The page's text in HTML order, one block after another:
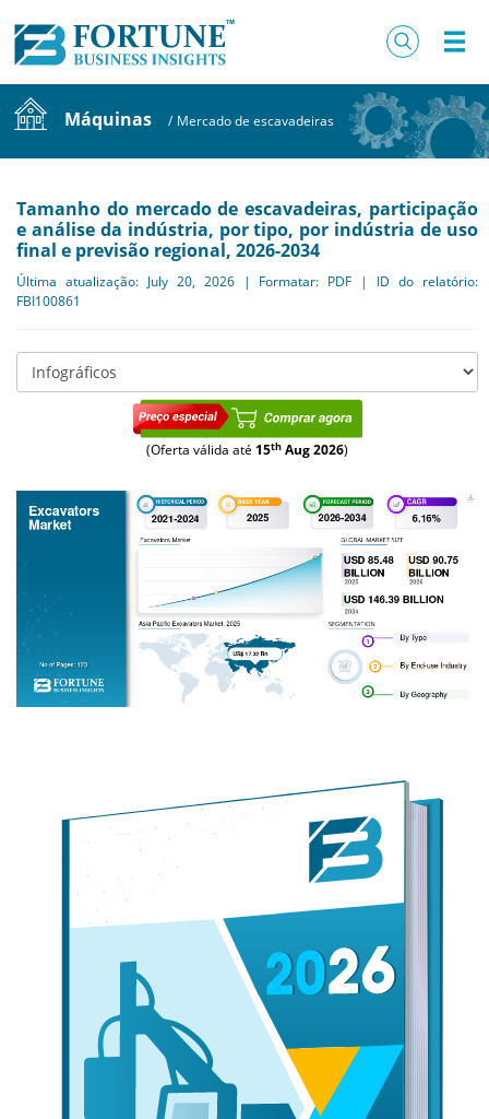
Máquinas / Mercado de escavadeiras
Tamanho do mercado de escavadeiras, participação
e análise da indústria, por tipo, por indústria de uso
final e previsão regional, 2026-2034
Última atualização: July 20, 2026 | Formatar: PDF | ID do relatório:
FBI100861
(Oferta válida até 15th Aug 2026)